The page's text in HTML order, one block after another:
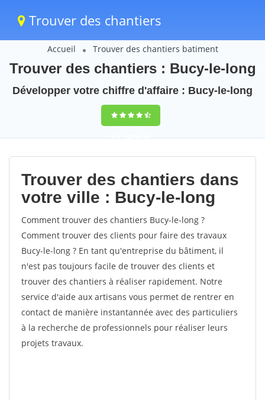
Trouver des chantiers
Accueil Trouver des chantiers batiment
Trouver des chantiers : Bucy-le-long
Développer votre chiffre d'affaire : Bucy-le-long
9,5(100%)45
votes
Trouver des chantiers dans
votre ville : Bucy-le-long
Comment trouver des chantiers Bucy-le-long ?
Comment trouver des clients pour faire des travaux
Bucy-le-long ? En tant qu'entreprise du bâtiment, il
n'est pas toujours facile de trouver des clients et
trouver des chantiers à réaliser rapidement. Notre
service d'aide aux artisans vous permet de rentrer en
contact de manière instantannée avec des particuliers
à la recherche de professionnels pour réaliser leurs
projets travaux.